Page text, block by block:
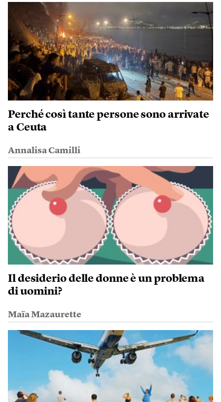
Perché così tante persone sono arrivate
a Ceuta
Annalisa Camilli
Il desiderio delle donne è un problema
di uomini?
Maïa Mazaurette